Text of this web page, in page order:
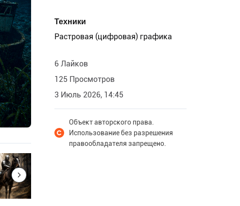
Техники
Растровая (цифровая) графика
6 Лайков
125 Просмотров
3 Июль 2026, 14:45
Объект авторского права.
Использование без разрешения
правообладателя запрещено.